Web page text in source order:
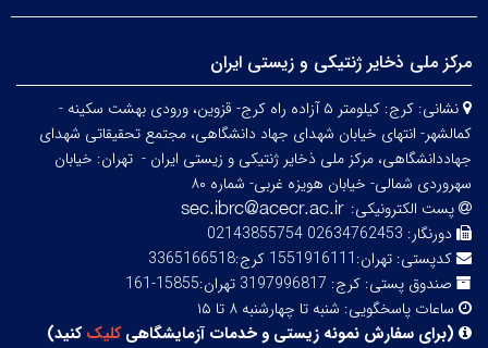
مرکز ملی ذخایر ژنتیکی و زیستی ایران
نشانی:
کرج: کیلومتر ۵ آزاده راه کرج- قزوین، ورودی بهشت سکینه -
کمالشهر- انتهای خیابان شهدای جهاد دانشگاهی، مجتمع تحقیقاتی شهدای
جهاددانشگاهی، مرکز ملی ذخایر ژنتیکی و زیستی ایران - تهران: خیابان
سهروردی شمالی- خیابان هویزه غربی- شماره ۸۰
پست الکترونیکی:
دورنگار: 02634762453 02143855754
کدپستی: تهران:1551916111 کرج:3365166518
صندوق پستی: کرج: 3197996817 تهران:15855-161
ساعات پاسخگویی: شنبه تا چهارشنبه ۸ تا ۱۵
(برای سفارش نمونه زیستی و خدمات آزمایشگاهیکلیککنید)